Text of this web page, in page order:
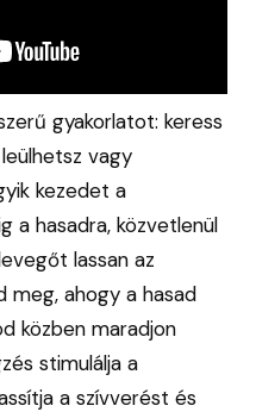
gyakorlatot: keress
vagy
kezedet a
a hasadra, közvetlenül
lassan az
meg, ahogy a hasad
közben maradjon
stimulálja a
a szívverést és